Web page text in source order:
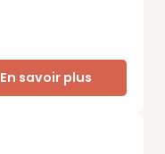
En savoir plus